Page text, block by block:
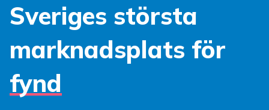
Sveriges största
marknadsplats för
fynd